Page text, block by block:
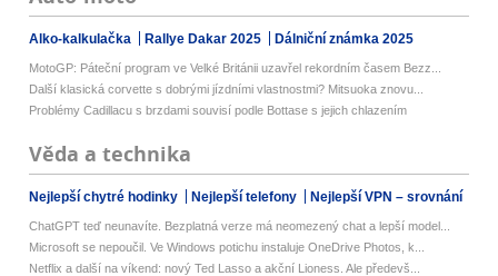
Alko-kalkulačka Rallye Dakar 2025 Dálniční známka 2025
MotoGP: Páteční program ve Velké Británii uzavřel rekordním časem Bezz...
Další klasická corvette s dobrými jízdními vlastnostmi? Mitsuoka znovu...
Problémy Cadillacu s brzdami souvisí podle Bottase s jejich chlazením
Věda a technika
Nejlepší chytré hodinky Nejlepší telefony Nejlepší VPN – srovnání
ChatGPT teď neunavíte. Bezplatná verze má neomezený chat a lepší model...
Microsoft se nepoučil. Ve Windows potichu instaluje OneDrive Photos, k...
Netflix a další na víkend: nový Ted Lasso a akční Lioness. Ale předevš...